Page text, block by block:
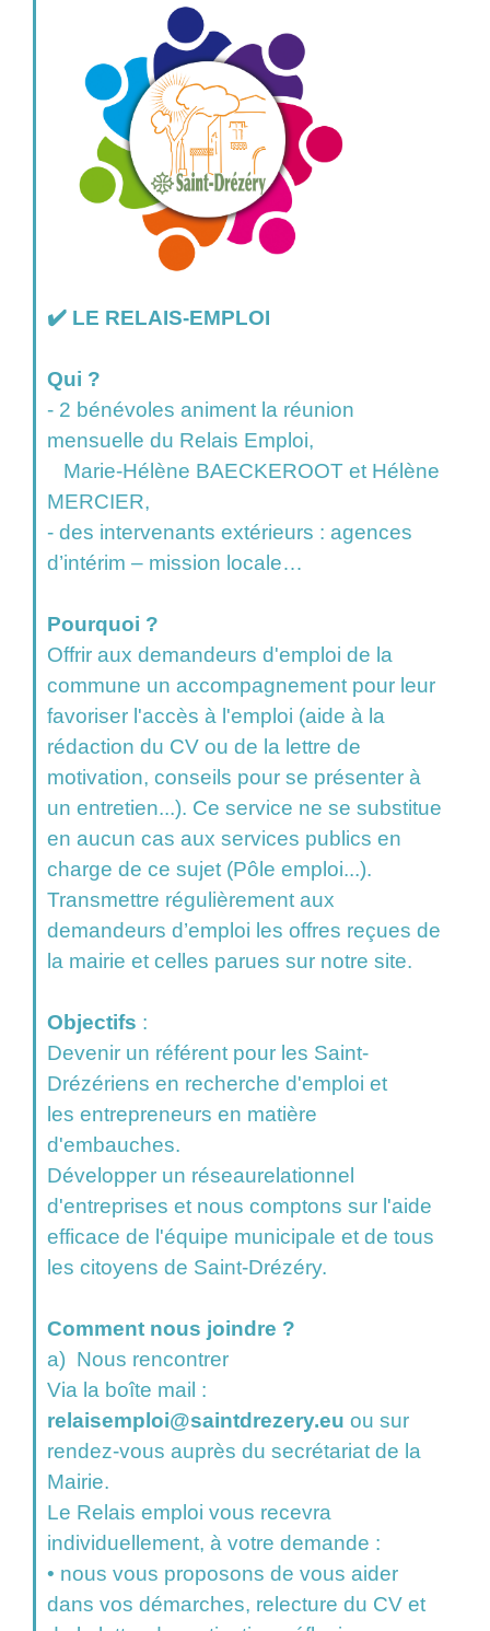
✔️ LE RELAIS-EMPLOI
Qui ?
- 2 bénévoles animent la réunion
mensuelle du Relais Emploi,
Marie-Hélène BAECKEROOT et Hélène
MERCIER,
- des intervenants extérieurs : agences
d’intérim – mission locale…
Pourquoi ?
Offrir aux demandeurs d'emploi de la
commune un accompagnement pour leur
favoriser l'accès à l'emploi (aide à la
rédaction du CV ou de la lettre de
motivation, conseils pour se présenter à
un entretien...). Ce service ne se substitue
en aucun cas aux services publics en
charge de ce sujet (Pôle emploi...).
Transmettre régulièrement aux
demandeurs d’emploi les offres reçues de
la mairie et celles parues sur notre site.
Objectifs :
Devenir un référent pour les Saint-
Drézériens en recherche d'emploi et
les entrepreneurs en matière
d'embauches.
Développer un réseaurelationnel
d'entreprises et nous comptons sur l'aide
efficace de l'équipe municipale et de tous
les citoyens de Saint-Drézéry.
Comment nous joindre ?
a) Nous rencontrer
Via la boîte mail :
relaisemploi@saintdrezery.eu ou sur
rendez-vous auprès du secrétariat de la
Mairie.
Le Relais emploi vous recevra
individuellement, à votre demande :
• nous vous proposons de vous aider
dans vos démarches, relecture du CV et